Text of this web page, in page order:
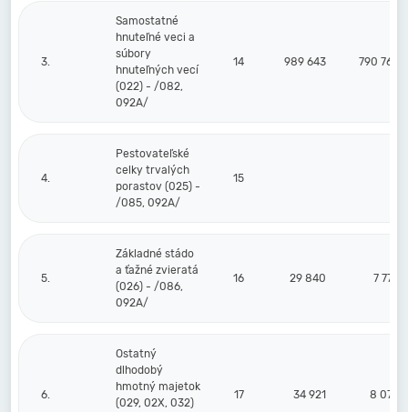
3.
Samostatné
hnuteľné veci a
súbory
hnuteľných vecí
(022) - /082,
092A/
14 989 643 790 769
4.
Pestovateľské
celky trvalých
porastov (025) -
/085, 092A/
15
5.
Základné stádo
a ťažné zvieratá
(026) - /086,
092A/
16 29 840 7 773
6.
Ostatný
dlhodobý
hmotný majetok
(029, 02X, 032)
17 34 921 8 073